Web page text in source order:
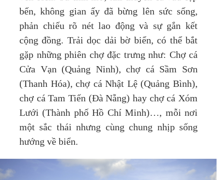
bến, không gian ấy đã bừng lên sức sống,
phản chiếu rõ nét lao động và sự gắn kết
cộng đồng. Trải dọc dải bờ biển, có thể bắt
gặp những phiên chợ đặc trưng như: Chợ cá
Cửa Vạn (Quảng Ninh), chợ cá Sầm Sơn
(Thanh Hóa), chợ cá Nhật Lệ (Quảng Bình),
chợ cá Tam Tiến (Đà Nẵng) hay chợ cá Xóm
Lưới (Thành phố Hồ Chí Minh)…, mỗi nơi
một sắc thái nhưng cùng chung nhịp sống
hướng về biển.